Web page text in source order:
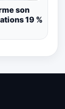
son
19 %